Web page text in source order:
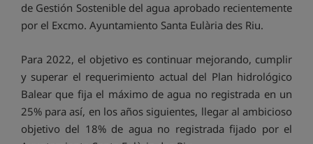
de Gestión Sostenible del agua aprobado recientemente
por el Excmo. Ayuntamiento Santa Eulària des Riu.
Para 2022, el objetivo es continuar mejorando, cumplir
y superar el requerimiento actual del Plan hidrológico
Balear que fija el máximo de agua no registrada en un
25% para así, en los años siguientes, llegar al ambicioso
objetivo del 18% de agua no registrada fijado por el